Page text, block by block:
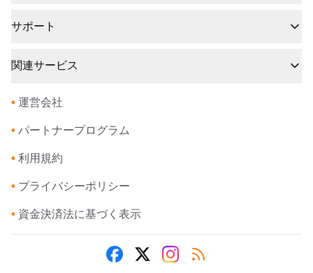
サポート
関連サービス
• 運営会社
• パートナープログラム
• 利用規約
• プライバシーポリシー
• 資金決済法に基づく表示